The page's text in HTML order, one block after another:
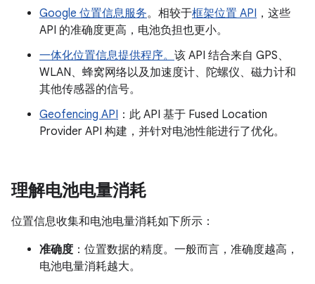
Google 位置信息服务。相较于框架位置 API ，这些
API 的准确度更高，电池负担也更小。
一体化位置信息提供程序。 该 API 结合来自 GPS、
WLAN、蜂窝网络以及加速度计、陀螺仪、磁力计和
其他传感器的信号。
Geofencing API ：此 API 基于 Fused Location
Provider API 构建，并针对电池性能进行了优化。
理解电池电量消耗
位置信息收集和电池电量消耗如下所示：
准确度 ：位置数据的精度。一般而言，准确度越高，
电池电量消耗越大。